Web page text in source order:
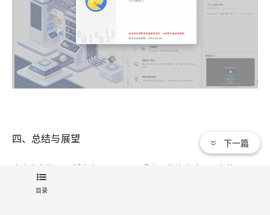
四、总结与展望
本次发布的V3.7版本中，Dataphin重点围绕资产建设平台的易用
性及可交付性、资产治理平台的完备性以及基础平台的稳定性和
开放性进行优化与升级。在下一个版本中，我们将持续提升资产
目录
下一篇